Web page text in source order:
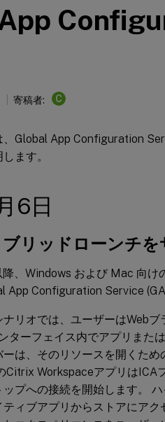
寄稿者: C
、Global App Configuration
ます。
6日
リッドローンチを
、Windows および Mac 向け
App Configuration Service
リオでは、ユーザーはWeb
ターフェイス内でアプリまた
は、そのリソースを開くため
Citrix WorkspaceアプリはICA
ップへの接続を開始します。
ィブアプリからストアにア